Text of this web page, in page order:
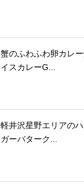
蟹のふわふわ卵カレ
イスカレーG...
軽井沢星野エリアの
ガーバターク...